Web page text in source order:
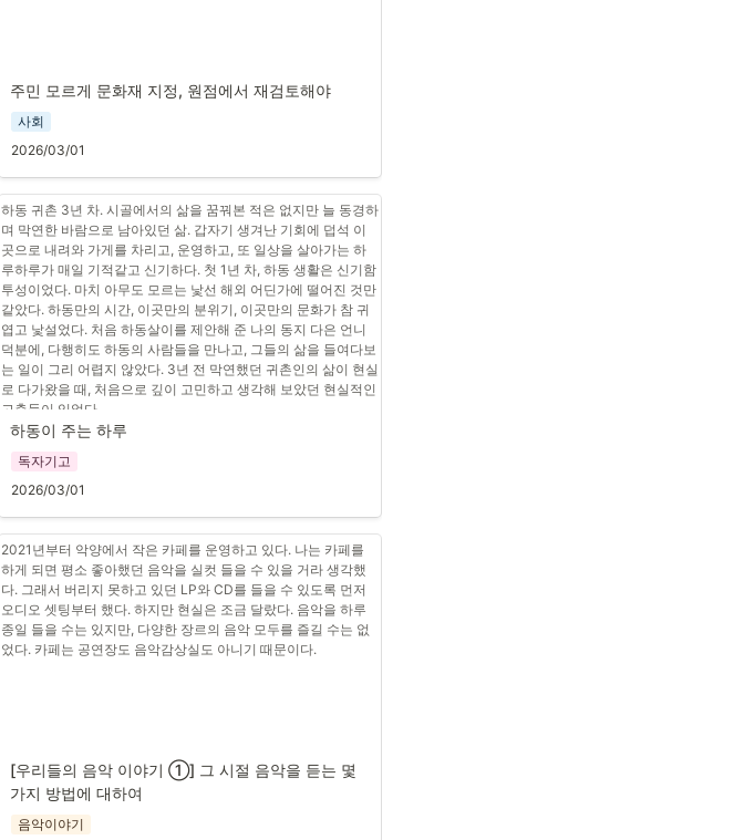
다. 무딤이들을 어떻게 관리하느냐에 따라 상당수의 흑두루미를
유도할 수 있다는 뜻이다. 또한 무딤이들에 흑두루미가 정착한다
면, 산과 강, 들판과 마을이 어우러진 악양 일대가 전국적인 조류
관찰 명소로 자리매김할 가능성도 있다.
구례에서 활동하는 새전문가 정정환 씨(지리산사람들 사무국장)
는 “2024년 1월 섬진강에 재두루미 약 10 마리가 다녀간 적이 있
다.”며 “구례 문척교 아래 자갈밭에 잠시 머물렀는데, 순천만으로
이동하는 과정에서 들른 것으로 보인다.”고 말했다. 이어 “인근에
토지 오미리 들판이 있지만 마을과 가까워 장시간 쉬어 가기에는
어려움이 있다. 반면 악양 무딤이들은 민가와 거리가 있고 갈사만
과도 가까워 비교적 매력적인 장소로 보인다.”고 덧붙였다.
흑두루미의 방문은 인간과 자연이 공존하는 새로운 가능성을 하
동에 제시하고 있다.
최지한 기자
주민 모르게 문화재 지정, 원점에서 재검토해야
사회
2026/03/01
하동 귀촌 3년 차. 시골에서의 삶을 꿈꿔본 적은 없지만 늘 동경하
며 막연한 바람으로 남아있던 삶. 갑자기 생겨난 기회에 덥석 이
곳으로 내려와 가게를 차리고, 운영하고, 또 일상을 살아가는 하
루하루가 매일 기적같고 신기하다. 첫 1년 차, 하동 생활은 신기함
투성이었다. 마치 아무도 모르는 낯선 해외 어딘가에 떨어진 것만
같았다. 하동만의 시간, 이곳만의 분위기, 이곳만의 문화가 참 귀
엽고 낯설었다. 처음 하동살이를 제안해 준 나의 동지 다은 언니
덕분에, 다행히도 하동의 사람들을 만나고, 그들의 삶을 들여다보
는 일이 그리 어렵지 않았다. 3년 전 막연했던 귀촌인의 삶이 현실
로 다가왔을 때, 처음으로 깊이 고민하고 생각해 보았던 현실적인
고충들이 있었다.
하동이 주는 하루
독자기고
2026/03/01
2021년부터 악양에서 작은 카페를 운영하고 있다. 나는 카페를
하게 되면 평소 좋아했던 음악을 실컷 들을 수 있을 거라 생각했
다. 그래서 버리지 못하고 있던 LP와 CD를 들을 수 있도록 먼저
오디오 셋팅부터 했다. 하지만 현실은 조금 달랐다. 음악을 하루
종일 들을 수는 있지만, 다양한 장르의 음악 모두를 즐길 수는 없
었다. 카페는 공연장도 음악감상실도 아니기 때문이다.
[우리들의 음악 이야기 ①] 그 시절 음악을 듣는 몇
가지 방법에 대하여
음악이야기